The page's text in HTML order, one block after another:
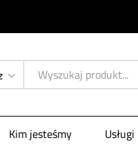
Kim jesteśmy Usługi